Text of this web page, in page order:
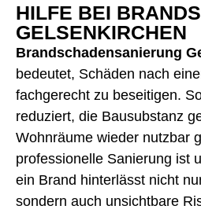
HILFE BEI
GELSENKIRCHEN
Brandschadensanierung
bedeutet, Schäden nach
fachgerecht zu beseitigen.
reduziert, die Bausubstanz
Wohnräume wieder nutzbar
professionelle Sanierung ist
ein Brand hinterlässt nicht
sondern auch unsichtbare